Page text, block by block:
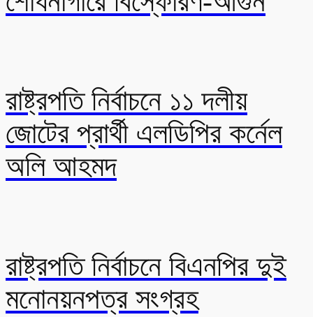
রাষ্ট্রপতি নির্বাচনে ১১ দলীয়
জোটের প্রার্থী এলডিপির কর্নেল
অলি আহমদ
রাষ্ট্রপতি নির্বাচনে বিএনপির দুই
মনোনয়নপত্র সংগ্রহ